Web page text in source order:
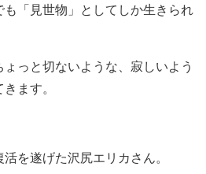
も 「見世物」としてしか生きられ
っと切ないような、寂しいよう
ます。
を遂げた沢尻エリカさん。